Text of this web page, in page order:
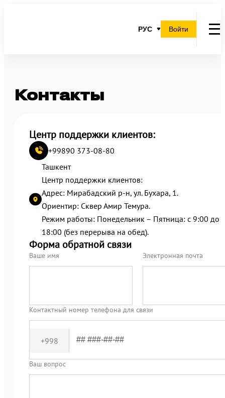
РУС Войти
Контакты
Центр поддержки клиентов:
+99890 373-08-80
Ташкент
Центр поддержки клиентов:
Адрес: Мирабадский р-н, ул. Бухара, 1.
Ориентир: Сквер Амир Темура.
Режим работы: Понедельник – Пятница: с 9:00 до
18:00 (без перерыва на обед).
Форма обратной связи
Ваше имя Электронная почта
Контактный номер телефона для связи
+998
Ваш вопрос